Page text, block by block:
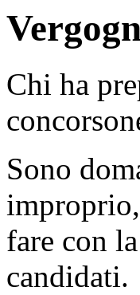
Chi ha
Sono
fare con
candidati.